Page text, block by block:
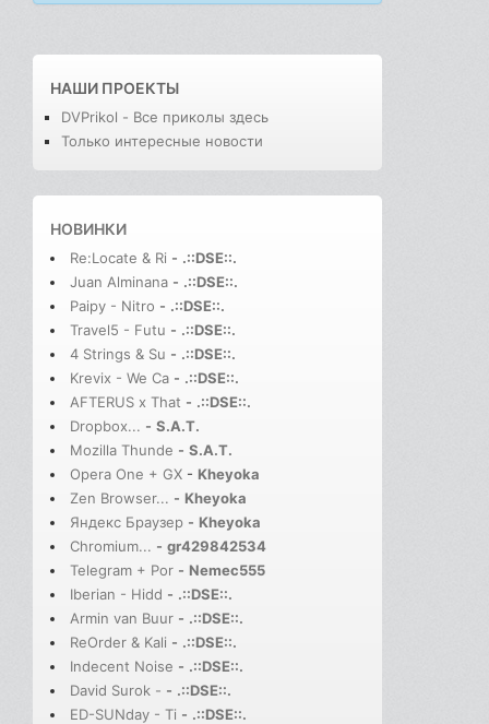
НАШИ ПРОЕКТЫ
DVPrikol - Все приколы здесь
Только интересные новости
НОВИНКИ
Re:Locate & Ri - .::DSE::.
Juan Alminana - .::DSE::.
Paipy - Nitro - .::DSE::.
Travel5 - Futu - .::DSE::.
4 Strings & Su - .::DSE::.
Krevix - We Ca - .::DSE::.
AFTERUS x That - .::DSE::.
Dropbox... - S.A.T.
Mozilla Thunde - S.A.T.
Opera One + GX - Kheyoka
Zen Browser... - Kheyoka
Яндекс Браузер - Kheyoka
Chromium... - gr429842534
Telegram + Por - Nemec555
Iberian - Hidd - .::DSE::.
Armin van Buur - .::DSE::.
ReOrder & Kali - .::DSE::.
Indecent Noise - .::DSE::.
David Surok - - .::DSE::.
ED-SUNday - Ti - .::DSE::.